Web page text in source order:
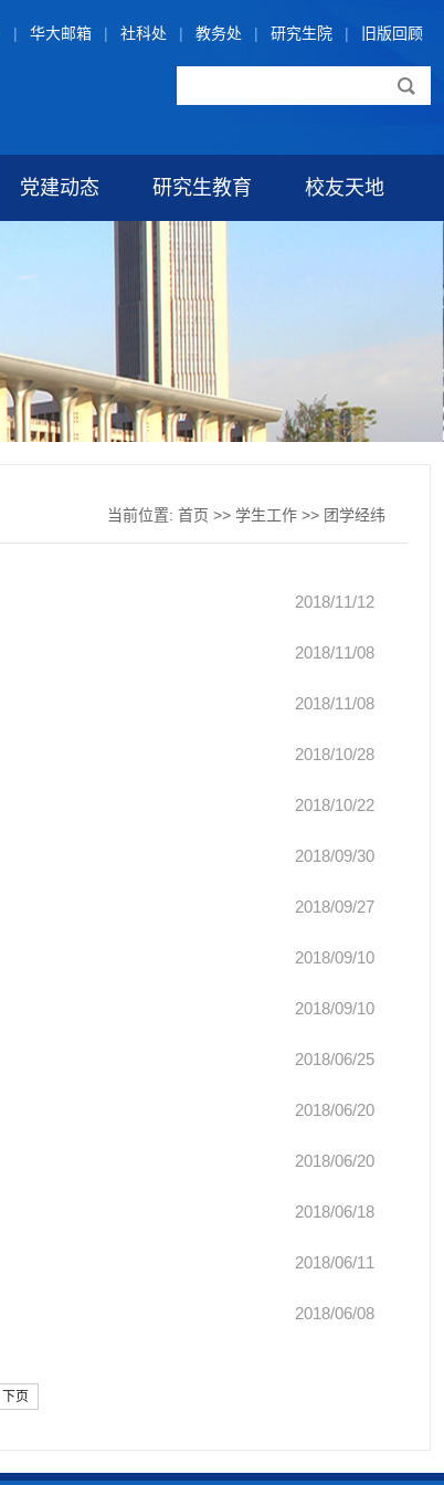
| 华大邮箱 | 社科处 | 教务处 | 研究生院 | 旧版回顾
党建动态 研究生教育 校友天地
当前位置: 首页 >> 学生工作 >> 团学经纬
2018/11/12
2018/11/08
2018/11/08
2018/10/28
2018/10/22
2018/09/30
2018/09/27
2018/09/10
2018/09/10
2018/06/25
2018/06/20
2018/06/20
2018/06/18
2018/06/11
2018/06/08
下页